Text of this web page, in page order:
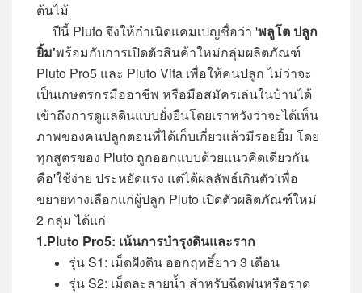
ต้นไม้
ปีนี้ Pluto จึงให้กำเนิดแคมเปญชื่อว่า 'พลูโต ปลูก
ยิ้ม'พร้อมกับการเปิดตัวสินค้าใหม่กลุ่มผลิตภัณฑ์
Pluto Pro5 และ Pluto Vita เพื่อให้คนปลูก ไม่ว่าจะ
เป็นเกษตรกรมืออาชีพ หรือมือสมัครเล่นในบ้านได้
เข้าถึงการดูแลดินแบบยั่งยืนโดยเราหวังว่าจะได้เห็น
ภาพของคนปลูกตอนที่ได้เก็บเกี่ยวแล้วมีรอยยิ้ม โดย
ทุกสูตรของ Pluto ถูกออกแบบด้วยแนวคิดเดียวกัน
คือ'ใช้ง่าย ประหยัดแรง แต่ได้ผลลัพธ์เกินตัว'เพื่อ
ขยายทางเลือกแก่ผู้ปลูก Pluto เปิดตัวผลิตภัณฑ์ใหม่
2 กลุ่ม ได้แก่
1.Pluto Pro5: เน้นการบำรุงดินและราก
รุ่น S1: เม็ดฝังดิน ออกฤทธิ์ยาว 3 เดือน
รุ่น S2: เม็ดละลายน้ำ สำหรับฉีดพ่นหรือราด